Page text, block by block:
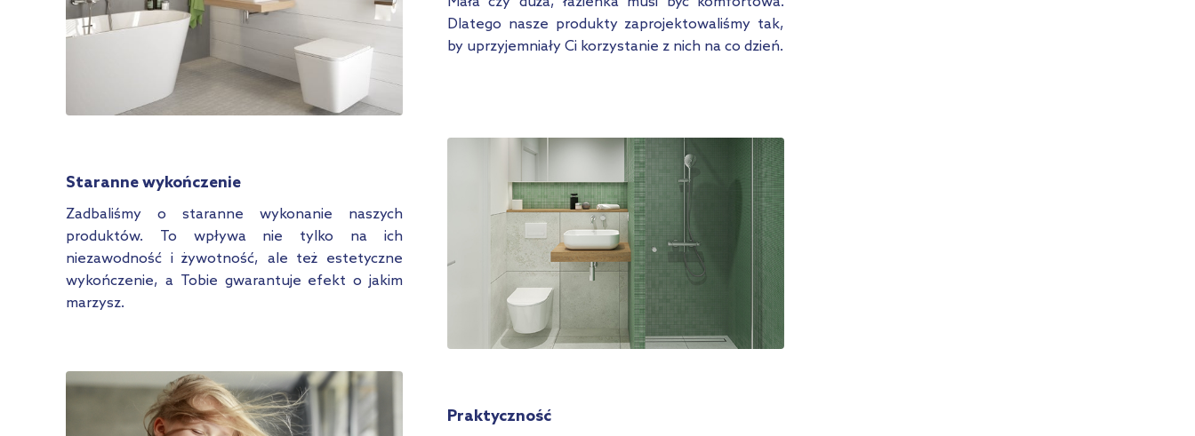
Dlatego nasze produkty zaprojektowaliśmy tak,
by uprzyjemniały Ci korzystanie z nich na co dzień.
Staranne wykończenie
Zadbaliśmy o staranne wykonanie naszych
produktów. To wpływa nie tylko na ich
niezawodność i żywotność, ale też estetyczne
wykończenie, a Tobie gwarantuje efekt o jakim
marzysz.
Praktyczność